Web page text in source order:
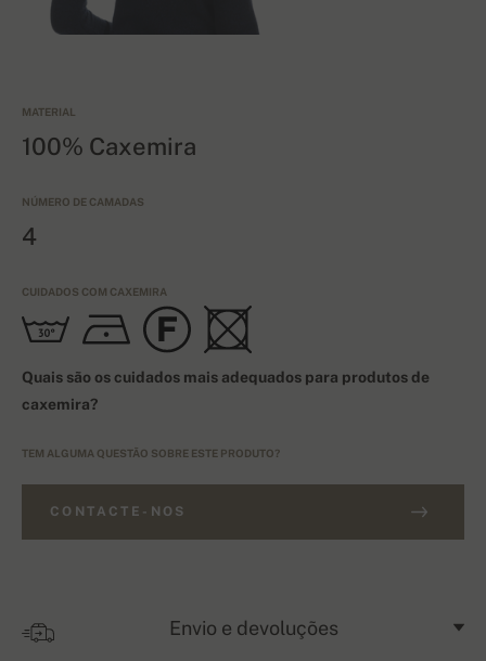
MATERIAL
100% Caxemira
NÚMERO DE CAMADAS
4
CUIDADOS COM CAXEMIRA
Quais são os cuidados mais adequados para produtos de
caxemira?
TEM ALGUMA QUESTÃO SOBRE ESTE PRODUTO?
CONTACTE-NOS
Envio e devoluções